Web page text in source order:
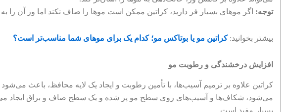
توجه: اگر موهای بسیار فر دارید، کراتین ممکن است موها را صاف نکند اما وز آن
بیشتر بخوانید:کراتین مو یا بوتاکس مو؛ کدام یک برای موهای شما مناسب‌تر است؟
افزایش درخشندگی و رطوبت مو
کراتین علاوه بر ترمیم آسیب‌ها، با تأمین رطوبت و ایجاد یک لایه محافظ، باعث
می‌شود، شکاف‌ها و آسیب‌های روی سطح مو پر شده و یک سطح صاف و براق ایجاد
بسیار مفید است.